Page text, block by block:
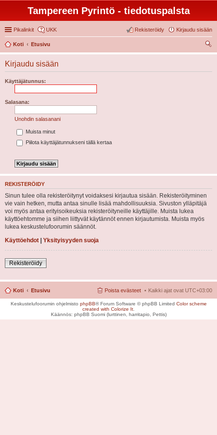
Tampereen Pyrintö - tiedotuspalsta
Pikalinkit UKK Kirjaudu sisään
Rekisteröidy
Koti
Etusivu
tsi
Kirjaudu sisään
Käyttäjätunnus:
Salasana:
Unohdin salasanani
Muista minut
Piilota käyttäjätunnukseni tällä kertaa
REKISTERÖIDY
Sinun tulee olla rekisteröitynyt voidaksesi kirjautua sisään. Rekisteröityminen
vie vain hetken, mutta antaa sinulle lisää mahdollisuuksia. Sivuston ylläpitäjä
voi myös antaa erityisoikeuksia rekisteröityneille käyttäjille. Muista lukea
käyttöehtomme ja siihen liittyvät käytännöt ennen kirjautumista. Muista myös
lukea keskustelufoorumin säännöt.
Käyttöehdot | Yksityisyyden suoja
Rekisteröidy
Koti Etusivu Kaikki ajat ovat UTC+03:00
Poista evästeet
Keskustelufoorumin ohjelmisto phpBB® Forum Software © phpBB Limited Color scheme
created with Colorize It
Käännös: phpBB Suomi (lurttinen, harritapio, Pettis)